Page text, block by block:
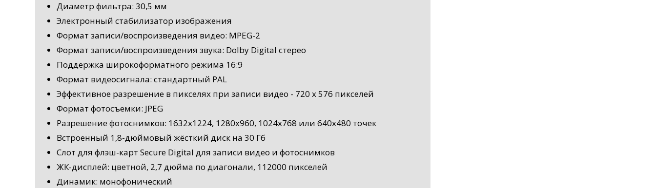
Диаметр фильтра: 30,5 мм
Электронный стабилизатор изображения
Формат записи/воспроизведения видео: MPEG-2
Формат записи/воспроизведения звука: Dolby Digital стерео
Поддержка широкоформатного режима 16:9
Формат видеосигнала: стандартный PAL
Эффективное разрешение в пикселях при записи видео - 720 х 576 пикселей
Формат фотосъемки: JPEG
Разрешение фотоснимков: 1632x1224, 1280x960, 1024x768 или 640x480 точек
Встроенный 1,8-дюймовый жёсткий диск на 30 Гб
Слот для флэш-карт Secure Digital для записи видео и фотоснимков
ЖК-дисплей: цветной, 2,7 дюйма по диагонали, 112000 пикселей
Динамик: монофонический